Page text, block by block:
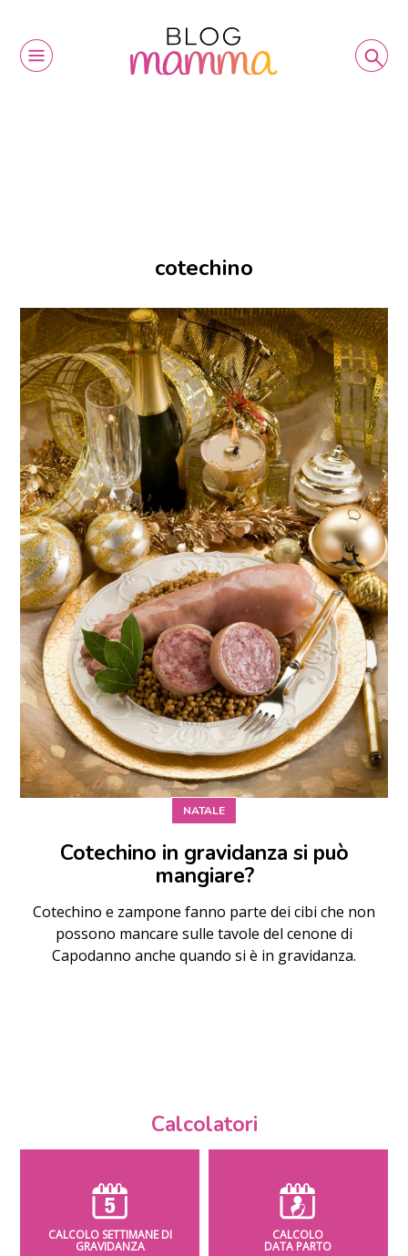
cotechino
NATALE
Cotechino in gravidanza si può
mangiare?
Cotechino e zampone fanno parte dei cibi che non
possono mancare sulle tavole del cenone di
Capodanno anche quando si è in gravidanza.
Calcolatori
CALCOLO SETTIMANE DI
GRAVIDANZA
CALCOLO
DATA PARTO